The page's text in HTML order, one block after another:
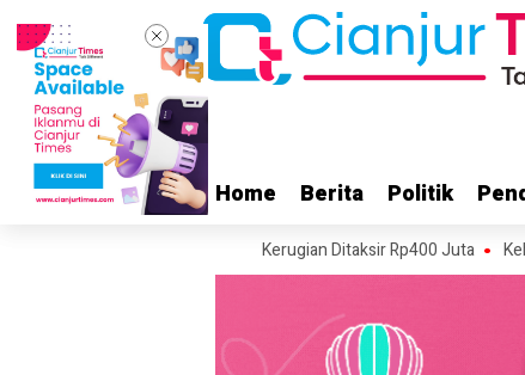
Home Berita Politik
Home Berita Politik
Cianjur Terbakar, Kerugian Ditaksir Rp400 Juta Kebakaran